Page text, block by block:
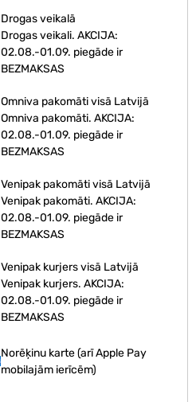
Drogas veikalā
Drogas veikali. AKCIJA:
02.08.-01.09. piegāde ir
BEZMAKSAS
Omniva pakomāti visā Latvijā
Omniva pakomāti. AKCIJA:
02.08.-01.09. piegāde ir
BEZMAKSAS
Venipak pakomāti visā Latvijā
Venipak pakomāti. AKCIJA:
02.08.-01.09. piegāde ir
BEZMAKSAS
Venipak kurjers visā Latvijā
Venipak kurjers. AKCIJA:
02.08.-01.09. piegāde ir
BEZMAKSAS
Norēķinu karte (arī Apple Pay
mobilajām ierīcēm)